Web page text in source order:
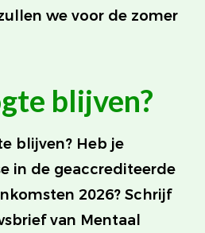
we voor de zomer
blijven?
blijven? Heb je
in de geaccrediteerde
2026? Schrijf
van Mentaal